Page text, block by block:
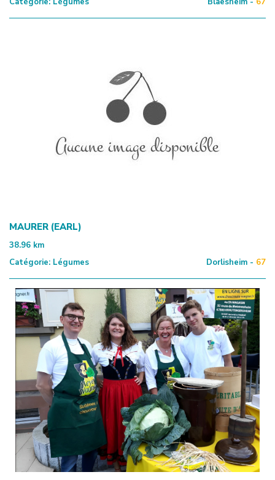
MAURER (EARL)
38.96 km
Catégorie: Légumes Dorlisheim - 67